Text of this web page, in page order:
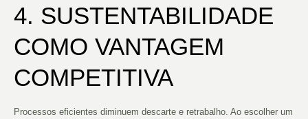
4. SUSTENTABILIDADE
COMO VANTAGEM
COMPETITIVA
Processos eficientes diminuem descarte e retrabalho. Ao escolher um